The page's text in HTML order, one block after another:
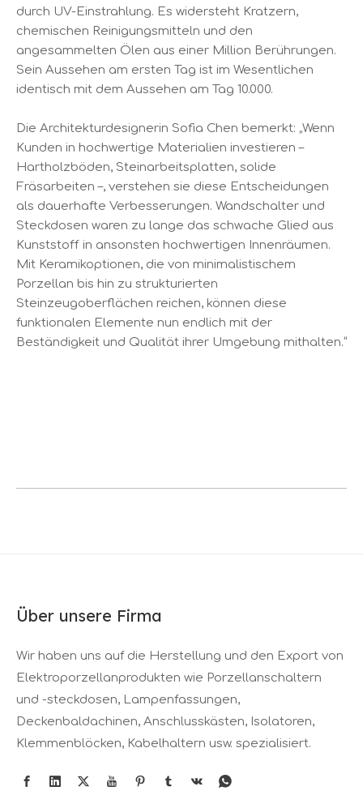
durch UV-Einstrahlung. Es widersteht Kratzern,
chemischen Reinigungsmitteln und den
angesammelten Ölen aus einer Million Berührungen.
Sein Aussehen am ersten Tag ist im Wesentlichen
identisch mit dem Aussehen am Tag 10.000.
Die Architekturdesignerin Sofia Chen bemerkt: „Wenn
Kunden in hochwertige Materialien investieren –
Hartholzböden, Steinarbeitsplatten, solide
Fräsarbeiten –, verstehen sie diese Entscheidungen
als dauerhafte Verbesserungen. Wandschalter und
Steckdosen waren zu lange das schwache Glied aus
Kunststoff in ansonsten hochwertigen Innenräumen.
Mit Keramikoptionen, die von minimalistischem
Porzellan bis hin zu strukturierten
Steinzeugoberflächen reichen, können diese
funktionalen Elemente nun endlich mit der
Beständigkeit und Qualität ihrer Umgebung mithalten.“
Über unsere Firma
Wir haben uns auf die Herstellung und den Export von
Elektroporzellanprodukten wie Porzellanschaltern
und -steckdosen, Lampenfassungen,
Deckenbaldachinen, Anschlusskästen, Isolatoren,
Klemmenblöcken, Kabelhaltern usw. spezialisiert.